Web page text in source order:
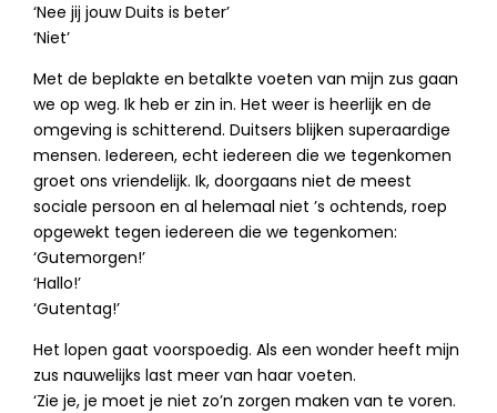
‘Nee jij jouw Duits is beter’
‘Niet’
Met de beplakte en betalkte voeten van mijn zus gaan
we op weg. Ik heb er zin in. Het weer is heerlijk en de
omgeving is schitterend. Duitsers blijken superaardige
mensen. Iedereen, echt iedereen die we tegenkomen
groet ons vriendelijk. Ik, doorgaans niet de meest
sociale persoon en al helemaal niet ’s ochtends, roep
opgewekt tegen iedereen die we tegenkomen:
‘Gutemorgen!’
‘Hallo!’
‘Gutentag!’
Het lopen gaat voorspoedig. Als een wonder heeft mijn
zus nauwelijks last meer van haar voeten.
‘Zie je, je moet je niet zo’n zorgen maken van te voren.